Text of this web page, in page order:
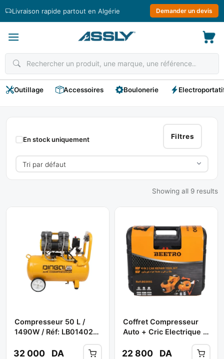
Livraison rapide partout en Algérie Demander un devis
Outillage Accessoires Boulonerie
Compresseurs
Filtres
En stock uniquement
Showing all 9 results
Compresseur 50 L /
1490W / Réf: LB01402
32 000 DA
Coffret Compresseur
Auto + Cric Electrique 5
BE0091 ** BEETRO
22 800 DA